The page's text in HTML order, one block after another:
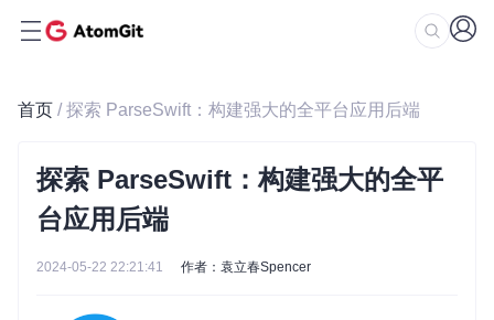
首页 / 探索 ParseSwift：构建强大的全平台应用后端
探索 ParseSwift：构建强大的全平
台应用后端
2024-05-22 22:21:41 作者：袁立春Spencer